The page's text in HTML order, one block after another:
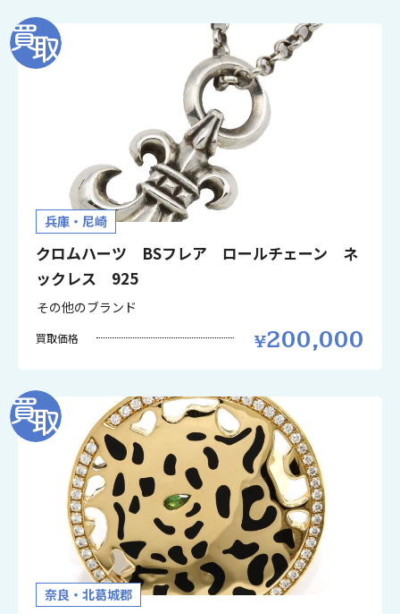
兵庫・尼崎
クロムハーツ BSフレア ロールチェーン ネ
ックレス 925
その他のブランド
買取価格 200,000
奈良・北葛城郡